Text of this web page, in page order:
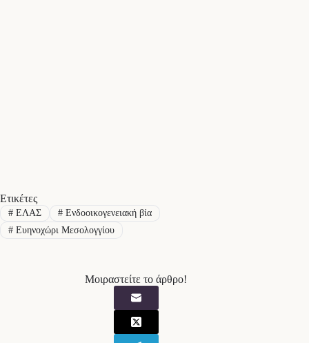
Ετικέτες
#ΕΛΑΣ #Ενδοοικογενειακή βία
#Ευηνοχώρι Μεσολογγίου
Μοιραστείτε το άρθρο!